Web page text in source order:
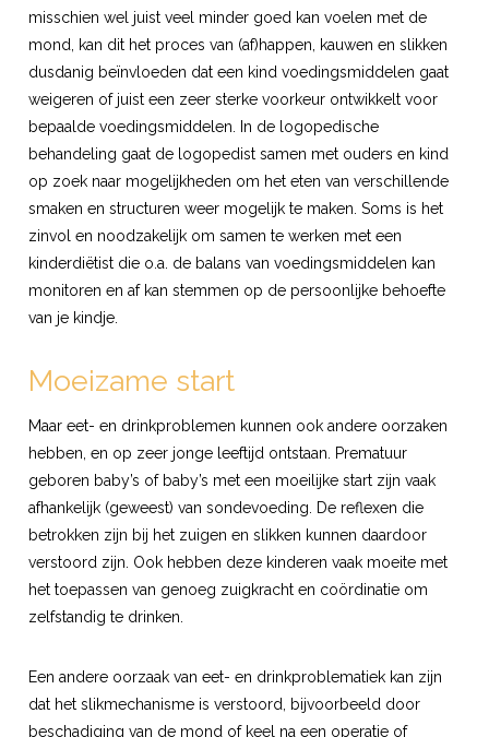
misschien wel juist veel minder goed kan voelen met de
mond, kan dit het proces van (af)happen, kauwen en slikken
dusdanig beïnvloeden dat een kind voedingsmiddelen gaat
weigeren of juist een zeer sterke voorkeur ontwikkelt voor
bepaalde voedingsmiddelen. In de logopedische
behandeling gaat de logopedist samen met ouders en kind
op zoek naar mogelijkheden om het eten van verschillende
smaken en structuren weer mogelijk te maken. Soms is het
zinvol en noodzakelijk om samen te werken met een
kinderdiëtist die o.a. de balans van voedingsmiddelen kan
monitoren en af kan stemmen op de persoonlijke behoefte
van je kindje.
Moeizame start
Maar eet- en drinkproblemen kunnen ook andere oorzaken
hebben, en op zeer jonge leeftijd ontstaan. Prematuur
geboren baby’s of baby’s met een moeilijke start zijn vaak
afhankelijk (geweest) van sondevoeding. De reflexen die
betrokken zijn bij het zuigen en slikken kunnen daardoor
verstoord zijn. Ook hebben deze kinderen vaak moeite met
het toepassen van genoeg zuigkracht en coördinatie om
zelfstandig te drinken.
Een andere oorzaak van eet- en drinkproblematiek kan zijn
dat het slikmechanisme is verstoord, bijvoorbeeld door
beschadiging van de mond of keel na een operatie of